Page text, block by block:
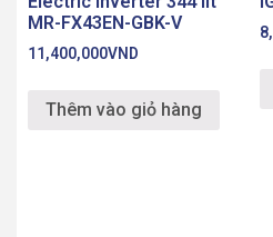
MR-FX43EN-GBK-V
11,400,000VND
Thêm vào giỏ hàng